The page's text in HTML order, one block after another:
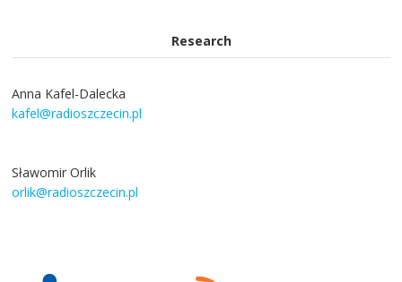
Research
Anna Kafel-Dalecka
kafel@radioszczecin.pl
Sławomir Orlik
orlik@radioszczecin.pl